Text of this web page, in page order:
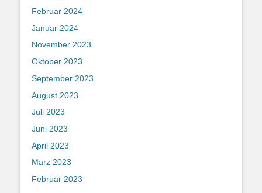
Februar 2024
Januar 2024
November 2023
Oktober 2023
September 2023
August 2023
Juli 2023
Juni 2023
April 2023
März 2023
Februar 2023